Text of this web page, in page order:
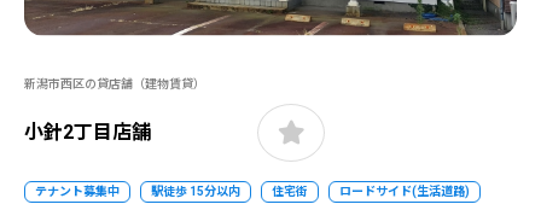
新潟市西区の貸店舗（建物賃貸）
小針2丁目店舗
テナント募集中 駅徒歩 15分以内 住宅街 ロードサイド(生活道路)